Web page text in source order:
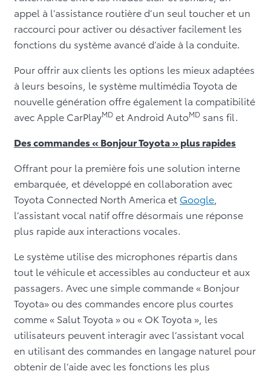
appel à l’assistance routière d’un seul toucher et un
raccourci pour activer ou désactiver facilement les
fonctions du système avancé d’aide à la conduite.
Pour offrir aux clients les options les mieux adaptées
à leurs besoins, le système multimédia Toyota de
nouvelle génération offre également la compatibilité
avec Apple CarPlayMD et Android AutoMD sans fil.
Des commandes « Bonjour Toyota » plus rapides
Offrant pour la première fois une solution interne
embarquée, et développé en collaboration avec
Toyota Connected North America et Google
l’assistant vocal natif offre désormais une réponse
plus rapide aux interactions vocales.
Le système utilise des microphones répartis dans
tout le véhicule et accessibles au conducteur et aux
passagers. Avec une simple commande « Bonjour
Toyota» ou des commandes encore plus courtes
comme « Salut Toyota » ou « OK Toyota », les
utilisateurs peuvent interagir avec l’assistant vocal
en utilisant des commandes en langage naturel pour
obtenir de l’aide avec les fonctions les plus